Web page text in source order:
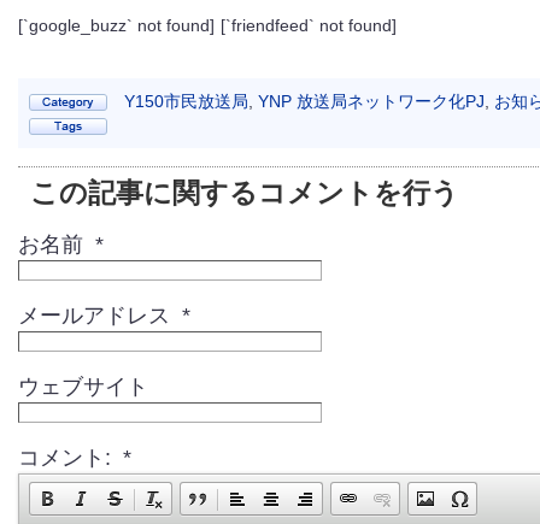
[`google_buzz` not found] [`friendfeed` not found]
Y150市民放送局 YNP 放送局ネットワーク化PJ お知
この記事に関するコメントを行う
お名前 *
メールアドレス *
ウェブサイト
コメント: *